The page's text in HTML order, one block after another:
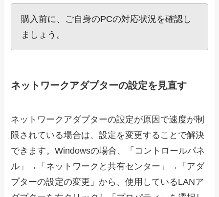
購入前に、ご自身のPCの対応状況を確認し
ましょう。
ネットワークアダプターの設定を見直す
ネットワークアダプターの設定が原因で速度が制
限されている場合は、設定を変更することで解決
できます。Windowsの場合、「コントロールパネ
ル」→「ネットワークと共有センター」→「アダ
プターの設定の変更」から、使用しているLANア